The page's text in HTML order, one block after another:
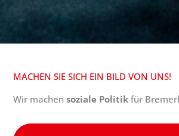
MACHEN SIE SICH EIN BILD VON UNS!
Wir machensoziale Politik für